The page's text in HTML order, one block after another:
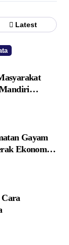
Latest
Gayam
Ekonomi